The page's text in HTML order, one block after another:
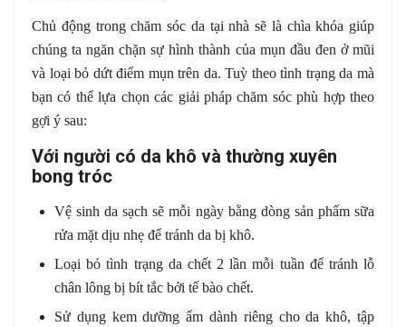
Chủ động trong chăm sóc da tại nhà sẽ là chìa khóa giúp
chúng ta ngăn chặn sự hình thành của mụn đầu đen ở mũi
và loại bỏ dứt điểm mụn trên da. Tuỳ theo tình trạng da mà
bạn có thể lựa chọn các giải pháp chăm sóc phù hợp theo
gợi ý sau:
Với người có da khô và thường xuyên
bong tróc
Vệ sinh da sạch sẽ mỗi ngày bằng dòng sản phẩm sữa
rửa mặt dịu nhẹ để tránh da bị khô.
Loại bỏ tình trạng da chết 2 lần mỗi tuần để tránh lỗ
chân lông bị bít tắc bởi tế bào chết.
Sử dụng kem dưỡng ẩm dành riêng cho da khô, tập